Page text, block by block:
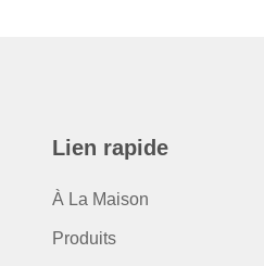
Lien rapide
À La Maison
Produits